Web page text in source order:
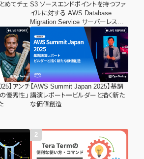
めてチェ S3 ソースエンドポイントを持つファ
イルに対する AWS Database
Migration Service サーバーレスサ
ポートの一般提供開始を発表
】アンチ
優秀性」
【AWS Summit Japan 2025】基調
講演レポート━ビルダーと描く新た
な価値創造